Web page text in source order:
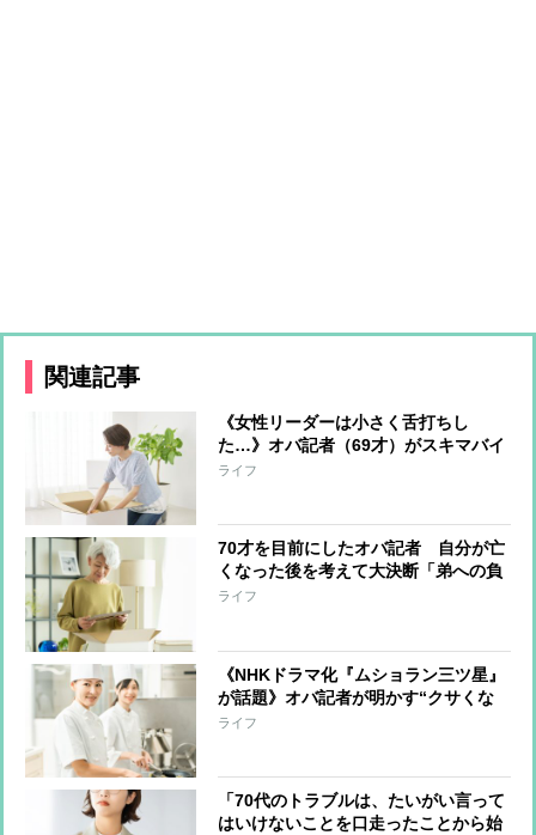
関連記事
《女性リーダーは小さく舌打ちし
た…》オバ記者（69才）がスキマバイ
トに挑戦「私に肉体労働をする資格は
ライフ
70才を目前にしたオバ記者 自分が亡
くなった後を考えて大決断「弟への負
担は最小限にしたい」と“この世の荷
ライフ
《NHKドラマ化『ムショラン三ツ星』
が話題》オバ記者が明かす“クサくな
いメシ”を作る管理栄養士の話、そし
ライフ
「70代のトラブルは、たいがい言って
はいけないことを口走ったことから始